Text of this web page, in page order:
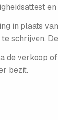
in plaats
schrijven.
verkoop
bezit.